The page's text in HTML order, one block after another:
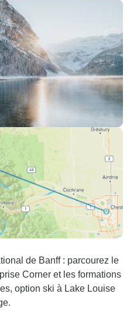
de Banff : parcourez le
Corner et les formations
option ski à Lake Louise